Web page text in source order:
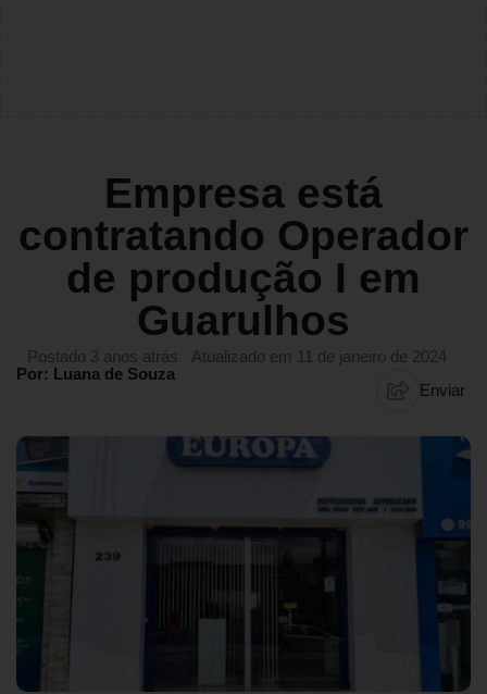
Empresa está
contratando Operador
de produção I em
Guarulhos
Postado 3 anos atrás
Atualizado em 11 de janeiro de 2024
Por: Luana de Souza
Enviar